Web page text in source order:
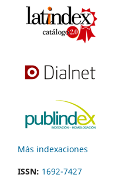
Más indexaciones
ISSN: 1692-7427